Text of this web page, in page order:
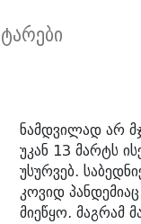
ნამდვილად არ
უკან 13 მარტს
უსურვებ.
კოვიდ
მიეწყო. მაგრამ